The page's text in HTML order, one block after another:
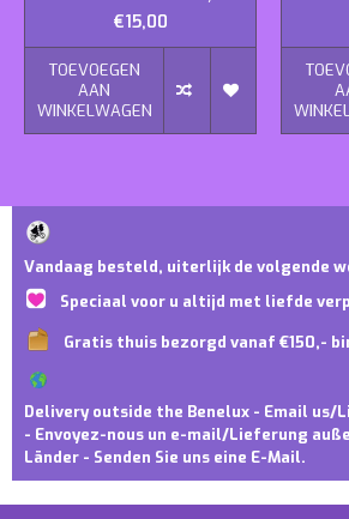
€15,00
TOEVOEGEN
AAN
WINKELWAGEN
Vandaag besteld, uiterlijk de volgende
Speciaal voor u altijd met liefde
Gratis thuis bezorgd vanaf €150,-
Delivery outside the Benelux - Email us/
- Envoyez-nous un e-mail/Lieferung
Länder - Senden Sie uns eine E-Mail.